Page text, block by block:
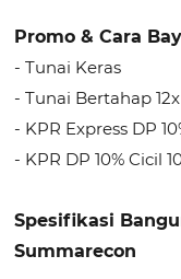
Promo & Cara
- Tunai Keras
- Tunai Bertahap
- KPR Express DP
- KPR DP 10% Cicil
Spesifikasi
Summarecon